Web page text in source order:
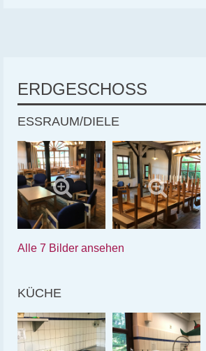
ERDGESCHOSS
ESSRAUM/DIELE
Alle 7 Bilder ansehen
KÜCHE